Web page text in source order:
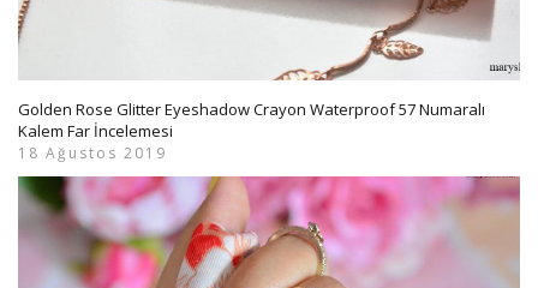
Golden Rose Glitter Eyeshadow Crayon Waterproof 57 Numaralı
Kalem Far İncelemesi
18 Ağustos 2019